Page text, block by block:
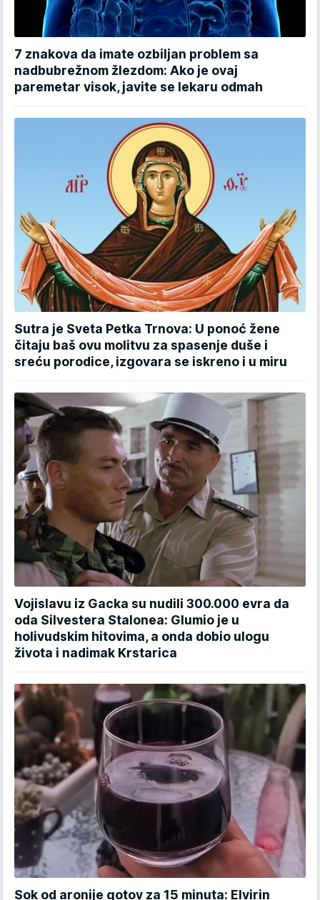
7 znakova da imate ozbiljan problem sa
nadbubrežnom žlezdom: Ako je ovaj
paremetar visok, javite se lekaru odmah
Sutra je Sveta Petka Trnova: U ponoć žene
čitaju baš ovu molitvu za spasenje duše i
sreću porodice, izgovara se iskreno i u miru
Vojislavu iz Gacka su nudili 300.000 evra da
oda Silvestera Stalonea: Glumio je u
holivudskim hitovima, a onda dobio ulogu
života i nadimak Krstarica
Sok od aronije gotov za 15 minuta: Elvirin